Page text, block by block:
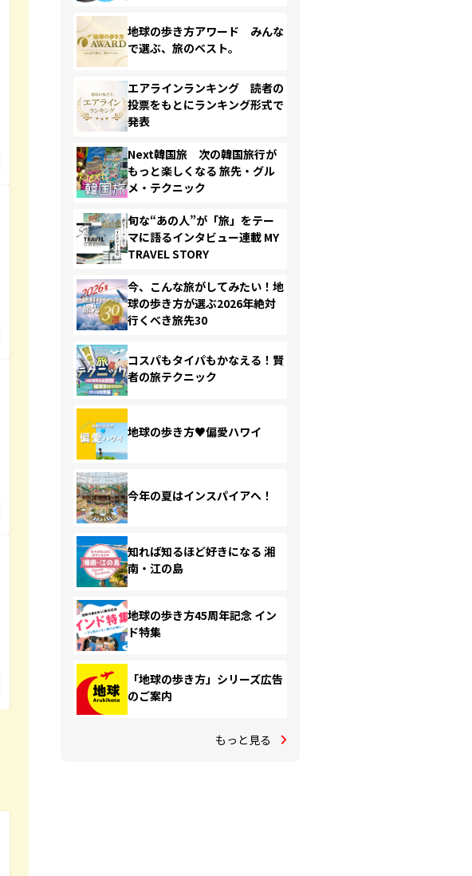
地球の歩き方アワード みんな
で選ぶ、旅のベスト。
エアラインランキング 読者の
投票をもとにランキング形式で
発表
Next韓国旅 次の韓国旅行が
もっと楽しくなる 旅先・グル
メ・テクニック
旬な“あの人”が「旅」をテー
マに語るインタビュー連載 MY
TRAVEL STORY
今、こんな旅がしてみたい！地
球の歩き方が選ぶ2026年絶対
行くべき旅先30
コスパもタイパもかなえる！賢
者の旅テクニック
地球の歩き方♥偏愛ハワイ
今年の夏はインスパイアへ！
知れば知るほど好きになる 湘
南・江の島
地球の歩き方45周年記念 イン
ド特集
「地球の歩き方」シリーズ広告
のご案内
もっと見る